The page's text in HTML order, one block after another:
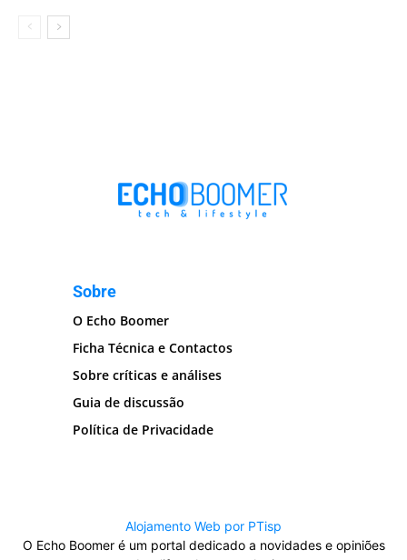
Sobre
O Echo Boomer
Ficha Técnica e Contactos
Sobre críticas e análises
Guia de discussão
Política de Privacidade
Alojamento Web por PTisp
O Echo Boomer é um portal dedicado a novidades e opiniões